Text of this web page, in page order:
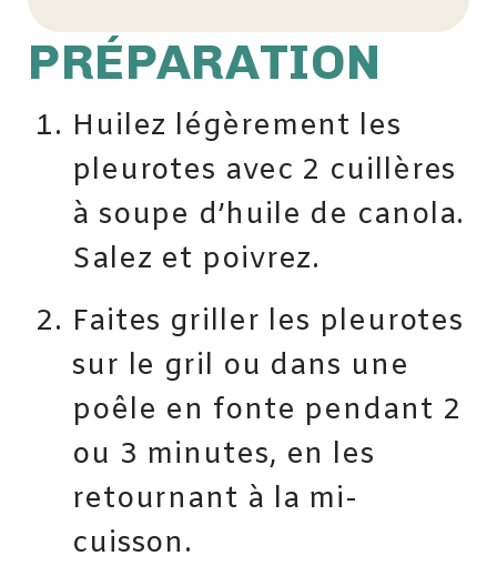
PRÉPARATION
Huilez légèrement les
pleurotes avec 2 cuillères
à soupe d’huile de canola.
Salez et poivrez.
Faites griller les pleurotes
sur le gril ou dans une
poêle en fonte pendant 2
ou 3 minutes, en les
retournant à la mi-
cuisson.